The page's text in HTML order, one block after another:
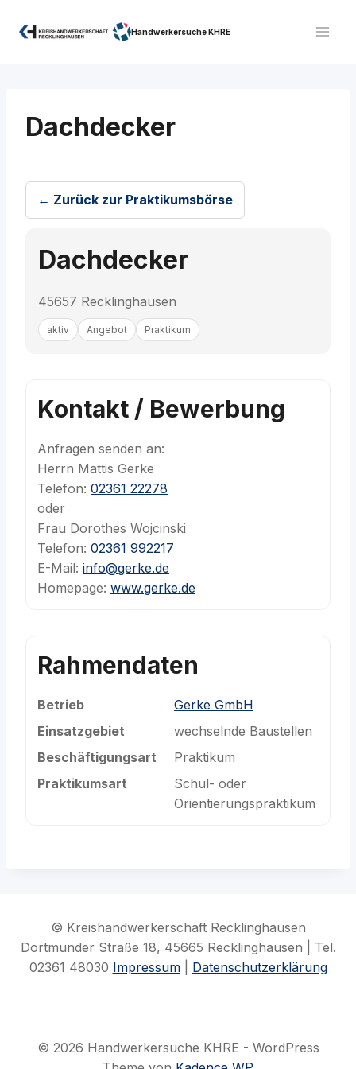
Inhalt
Handwerkersuche KHRE
Dachdecker
← Zurück zur Praktikumsbörse
Dachdecker
45657 Recklinghausen
aktiv Angebot Praktikum
Kontakt / Bewerbung
Anfragen senden an:
Herrn Mattis Gerke
Telefon: 02361 22278
oder
Frau Dorothes Wojcinski
Telefon: 02361 992217
E-Mail: info@gerke.de
Homepage: www.gerke.de
Rahmendaten
Betrieb
Gerke GmbH
Einsatzgebiet
wechselnde Baustellen
Beschäftigungsart
Praktikum
Praktikumsart
Schul- oder
Orientierungspraktikum
© Kreishandwerkerschaft Recklinghausen
Dortmunder Straße 18, 45665 Recklinghausen | Tel.
02361 48030 Impressum| Datenschutzerklärung
© 2026 Handwerkersuche KHRE - WordPress